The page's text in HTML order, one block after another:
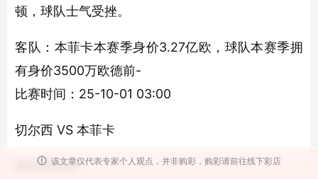
顿，球队士气受挫。
客队：本菲卡本赛季身价3.27亿欧，球队本赛季拥
有身价3500万欧德前-
比赛时间：25-10-01 03:00
切尔西 VS 本菲卡
基本面分析：
该文章仅代表专家个人观点，并非购彩，购彩请前往线下彩店